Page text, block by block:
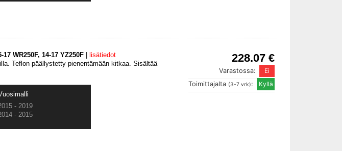
228.07 €
Varastossa:
Toimittajalta (3-7 vrk):
WR250F, 14-17 YZ250F
lisätiedot
Teflon päällystetty pienentämään kitkaa. Sisältää
- 2019
- 2015